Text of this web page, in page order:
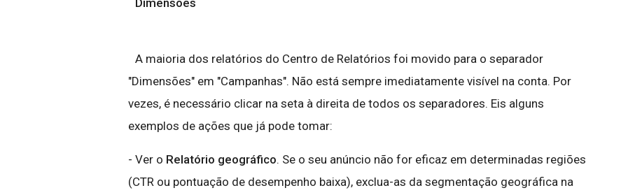
Dimensões
A maioria dos relatórios do Centro de Relatórios foi movido para o separador
"Dimensões" em "Campanhas". Não está sempre imediatamente visível na conta. Por
vezes, é necessário clicar na seta à direita de todos os separadores. Eis alguns
exemplos de ações que já pode tomar:
- Ver o Relatório geográfico. Se o seu anúncio não for eficaz em determinadas regiões
(CTR ou pontuação de desempenho baixa), exclua-as da segmentação geográfica na